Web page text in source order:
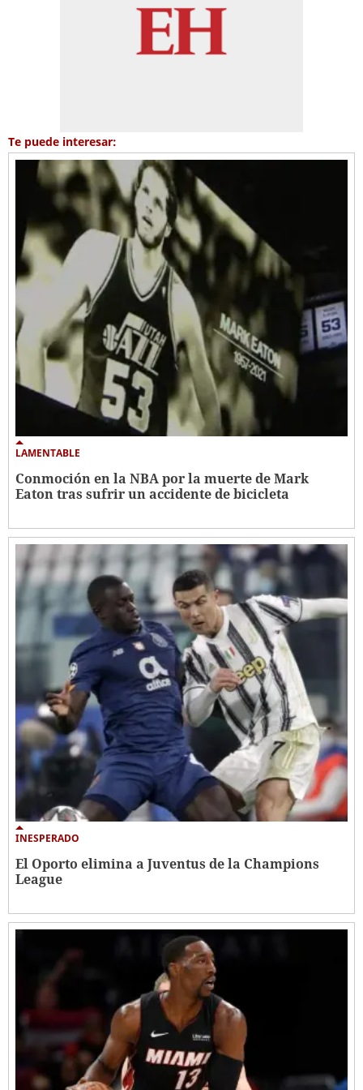
Te puede interesar:
LAMENTABLE
Conmoción en la NBA por la muerte de Mark
Eaton tras sufrir un accidente de bicicleta
INESPERADO
El Oporto elimina a Juventus de la Champions
League